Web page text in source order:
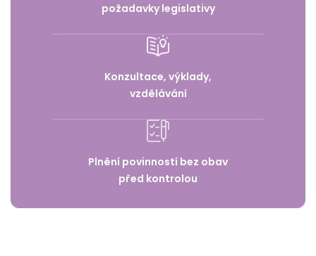
požadavky legislativy
Konzultace, výklady,
vzdělávání
Plnění povinností bez obav
před kontrolou